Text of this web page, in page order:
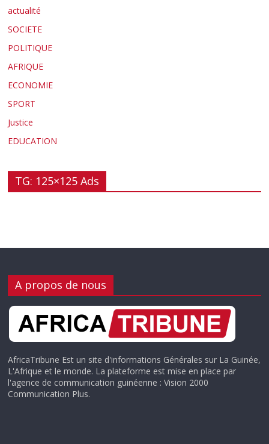
actualité
SOCIETE
POLITIQUE
AFRIQUE
ECONOMIE
SPORT
Justice
EDUCATION
TG: 125×125 Ads
A propos de nous
AfricaTribune Est un site d'informations Générales sur La Guinée,
L'Afrique et le monde. La plateforme est mise en place par
l'agence de communication guinéenne : Vision 2000
Communication Plus.